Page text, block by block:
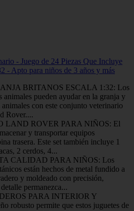
- Juego de 24 Piezas Que Incluye
- Apto para niños de 3 años y más
BRITANOS ESCALA 1:32: Los
animales pueden ayudar en la granja y
con este conjunto veterinario
Rover....
LAND ROVER PARA NIÑOS: El
y transportar equipos
trasera. Este set también incluye 1
2 cerdos, 4...
CALIDAD PARA NIÑOS: Los
están hechos de metal fundido a
y moldeado con precisión,
permanezca...
PARA INTERIOR Y
robusto permite que estos juguetes de